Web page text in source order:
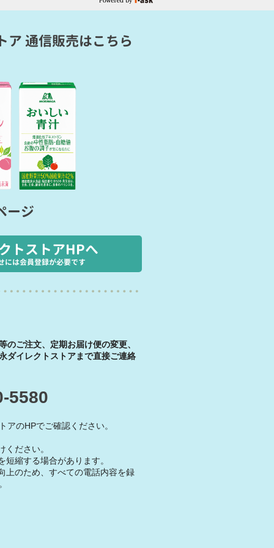
ア 通信販売はこちら
ージ
トストアHPへ
には会員登録が必要です
のご注文、定期お届け便の変更、
ダイレクトストアまで直接ご連絡
5580
アのHPでご確認ください。
ださい。
縮する場合があります。
上のため、すべての電話内容を録